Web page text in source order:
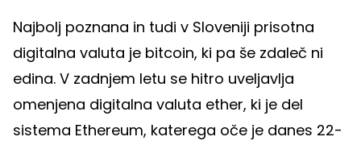
Najbolj poznana in tudi v Sloveniji prisotna
digitalna valuta je bitcoin, ki pa še zdaleč ni
edina. V zadnjem letu se hitro uveljavlja
omenjena digitalna valuta ether, ki je del
sistema Ethereum, katerega oče je danes 22-